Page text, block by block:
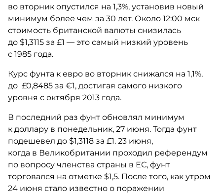
во вторник опустился на 1,3%, установив новый
минимум более чем за 30 лет. Около 12:00 мск
стоимость британской валюты снизилась
до $1,3115 за £1 — это самый низкий уровень
с 1985 года.
Курс фунта к евро во вторник снижался на 1,1%,
до £0,8485 за €1, достигая самого низкого
уровня с октября 2013 года.
В последний раз фунт обновлял минимум
к доллару в понедельник, 27 июня. Тогда фунт
подешевел до $1,3118 за £1. 23 июня,
когда в Великобритании проходил референдум
по вопросу членства страны в ЕС, фунт
торговался на отметке $1,5. После того, как утром
24 июня стало известно о поражении